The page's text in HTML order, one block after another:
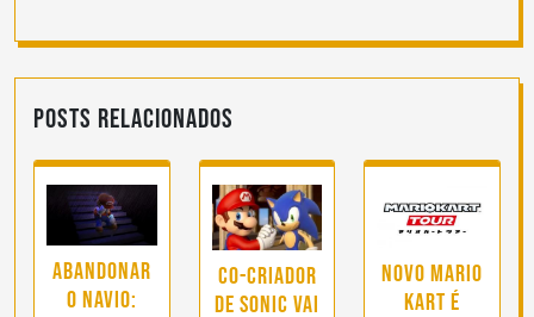
Posts Relacionados
Abandonar
o navio:
Co-Criador
de Sonic vai
Novo Mario
Kart é